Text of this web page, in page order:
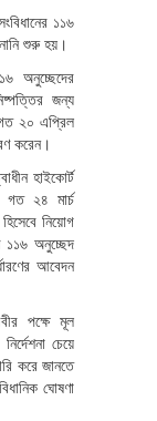
১১৬
শুরু হয়।
অনুচ্ছেদের
জন্য
গত ২০ এপ্রিল
করেন।
হাইকোর্ট
গত ২৪ মার্চ
নিয়োগ
১১৬ অনুচ্ছেদ
আবেদন
পক্ষে মূল
চেয়ে
করে জানতে
ঘোষণা